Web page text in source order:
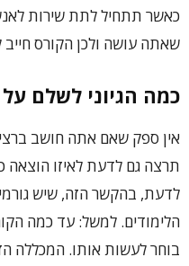
כאשר תתחיל לתת שירות
שאתה עושה ולכן הקורס
כמה הגיוני לשלם
אין ספק שאם אתה חושב
תרצה גם לדעת לאיזו הוצאה
לדעת, בהקשר הזה, שיש
הלימודים. למשל: עד כמה
בוחר לעשות אותו. המכללה